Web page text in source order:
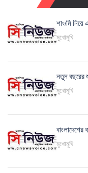
শাওমি
মুখোমুখি
নতুন বছরের
মুখোমুখি
মুখোমুখি